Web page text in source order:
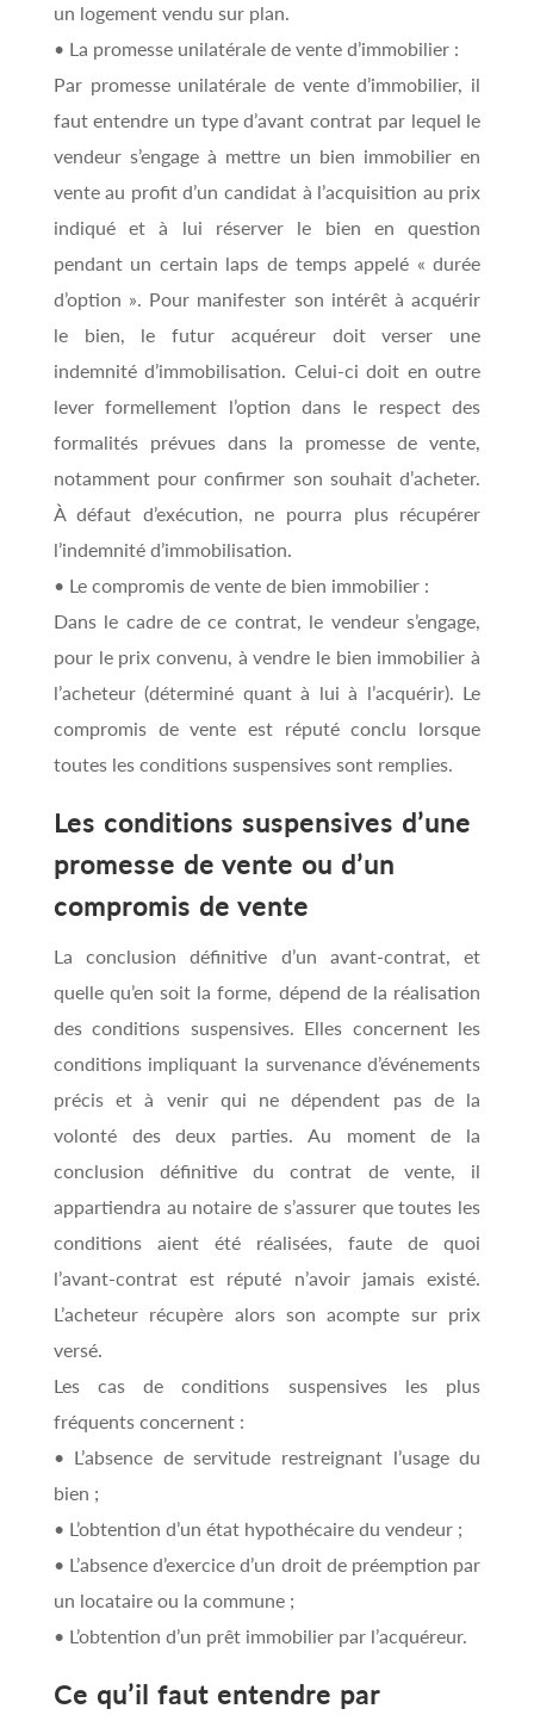
un logement vendu sur plan.
• La promesse unilatérale de vente d’immobilier :
Par promesse unilatérale de vente d’immobilier, il
faut entendre un type d’avant contrat par lequel le
vendeur s’engage à mettre un bien immobilier en
vente au profit d’un candidat à l’acquisition au prix
indiqué et à lui réserver le bien en question
pendant un certain laps de temps appelé « durée
d’option ». Pour manifester son intérêt à acquérir
le bien, le futur acquéreur doit verser une
indemnité d’immobilisation. Celui-ci doit en outre
lever formellement l’option dans le respect des
formalités prévues dans la promesse de vente,
notamment pour confirmer son souhait d’acheter.
À défaut d’exécution, ne pourra plus récupérer
l’indemnité d’immobilisation.
• Le compromis de vente de bien immobilier :
Dans le cadre de ce contrat, le vendeur s’engage,
pour le prix convenu, à vendre le bien immobilier à
l’acheteur (déterminé quant à lui à l’acquérir). Le
compromis de vente est réputé conclu lorsque
toutes les conditions suspensives sont remplies.
Les conditions suspensives d’une
promesse de vente ou d’un
compromis de vente
La conclusion définitive d’un avant-contrat, et
quelle qu’en soit la forme, dépend de la réalisation
des conditions suspensives. Elles concernent les
conditions impliquant la survenance d’événements
précis et à venir qui ne dépendent pas de la
volonté des deux parties. Au moment de la
conclusion définitive du contrat de vente, il
appartiendra au notaire de s’assurer que toutes les
conditions aient été réalisées, faute de quoi
l’avant-contrat est réputé n’avoir jamais existé.
L’acheteur récupère alors son acompte sur prix
versé.
Les cas de conditions suspensives les plus
fréquents concernent :
• L’absence de servitude restreignant l’usage du
bien ;
• L’obtention d’un état hypothécaire du vendeur ;
• L’absence d’exercice d’un droit de préemption par
un locataire ou la commune ;
• L’obtention d’un prêt immobilier par l’acquéreur.
Ce qu’il faut entendre par